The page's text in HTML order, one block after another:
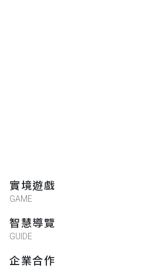
實境遊戲
GAME
智慧導覽
GUIDE
企業合作